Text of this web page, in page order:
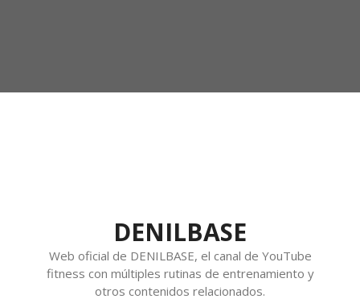
DENILBASE
Web oficial de DENILBASE, el canal de YouTube
fitness con múltiples rutinas de entrenamiento y
otros contenidos relacionados.